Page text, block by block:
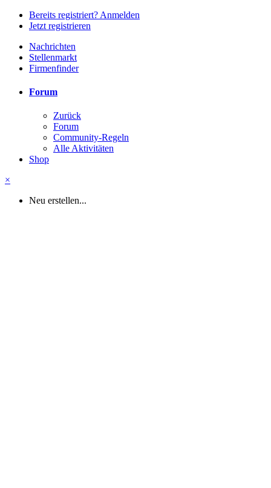
Bereits registriert? Anmelden
Jetzt registrieren
Nachrichten
Stellenmarkt
Firmenfinder
Forum
Zurück
Forum
Community-Regeln
Alle Aktivitäten
Shop
×
Neu erstellen...